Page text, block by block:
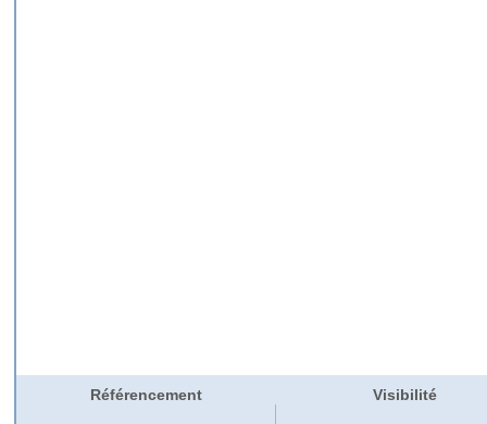
Référencement Visibilité